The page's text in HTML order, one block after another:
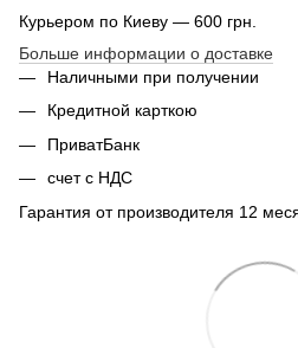
Курьером по Киеву — 600 грн.
Больше информации о доставке
Наличными при получении
Кредитной карткою
ПриватБанк
счет с НДС
Гарантия от производителя 12